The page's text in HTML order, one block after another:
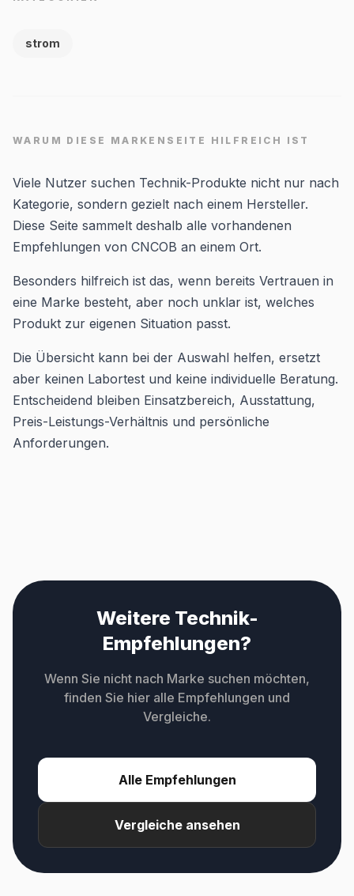
strom
WARUM DIESE MARKENSEITE HILFREICH IST
Viele Nutzer suchen Technik-Produkte nicht nur nach
Kategorie, sondern gezielt nach einem Hersteller.
Diese Seite sammelt deshalb alle vorhandenen
Empfehlungen von CNCOB an einem Ort.
Besonders hilfreich ist das, wenn bereits Vertrauen in
eine Marke besteht, aber noch unklar ist, welches
Produkt zur eigenen Situation passt.
Die Übersicht kann bei der Auswahl helfen, ersetzt
aber keinen Labortest und keine individuelle Beratung.
Entscheidend bleiben Einsatzbereich, Ausstattung,
Preis-Leistungs-Verhältnis und persönliche
Anforderungen.
Weitere Technik-
Empfehlungen?
Wenn Sie nicht nach Marke suchen möchten,
finden Sie hier alle Empfehlungen und
Vergleiche.
Alle Empfehlungen
Vergleiche ansehen